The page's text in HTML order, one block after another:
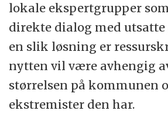
lokale ekspertgrupper
direkte dialog med utsatte
en slik løsning er
nytten vil være avhengig
størrelsen på kommunen
ekstremister den har.